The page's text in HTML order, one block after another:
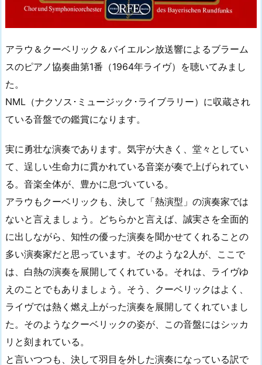
アラウ＆クーベリック＆バイエルン放送響によるブラーム
スのピアノ協奏曲第1番（1964年ライヴ）を聴いてみまし
た。
NML（ナクソス･ミュージック･ライブラリー）に収蔵され
ている音盤での鑑賞になります。
実に勇壮な演奏であります。気宇が大きく、堂々としてい
て、逞しい生命力に貫かれている音楽が奏で上げられてい
る。音楽全体が、豊かに息づいている。
アラウもクーベリックも、決して「熱演型」の演奏家では
ないと言えましょう。どちらかと言えば、誠実さを全面的
に出しながら、知性の優った演奏を聞かせてくれることの
多い演奏家だと思っています。そのような2人が、ここで
は、白熱の演奏を展開してくれている。それは、ライヴゆ
えのことでもありましょう。そう、クーベリックはよく、
ライヴでは熱く燃え上がった演奏を展開してくれていまし
た。そのようなクーベリックの姿が、この音盤にはシッカ
リと刻まれている。
と言いつつも、決して羽目を外した演奏になっている訳で